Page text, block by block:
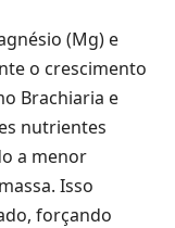
(Mg) e
o crescimento
Brachiaria e
nutrientes
a menor
Isso
forçando